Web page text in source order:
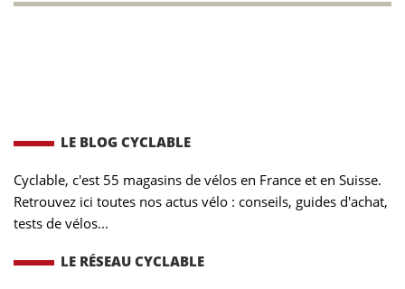
LE BLOG CYCLABLE
Cyclable, c'est 55 magasins de vélos en France et en Suisse.
Retrouvez ici toutes nos actus vélo : conseils, guides d'achat,
tests de vélos...
LE RÉSEAU CYCLABLE